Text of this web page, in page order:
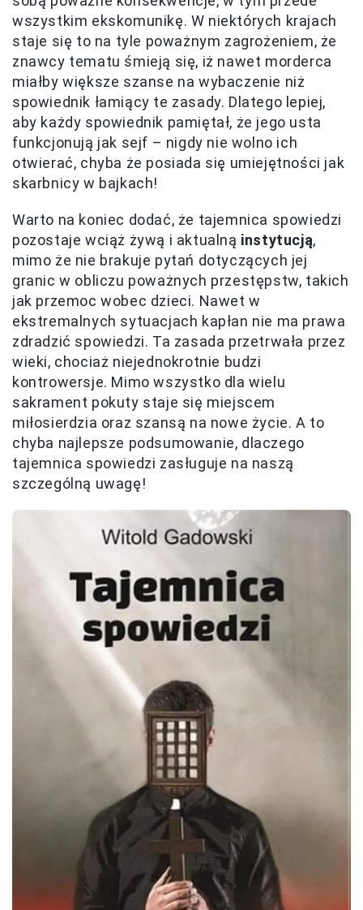
wszystkim ekskomunikę. W niektórych krajach
staje się to na tyle poważnym zagrożeniem, że
znawcy tematu śmieją się, iż nawet morderca
miałby większe szanse na wybaczenie niż
spowiednik łamiący te zasady. Dlatego lepiej,
aby każdy spowiednik pamiętał, że jego usta
funkcjonują jak sejf – nigdy nie wolno ich
otwierać, chyba że posiada się umiejętności jak
skarbnicy w bajkach!
Warto na koniec dodać, że tajemnica spowiedzi
pozostaje wciąż żywą i aktualną instytucją,
mimo że nie brakuje pytań dotyczących jej
granic w obliczu poważnych przestępstw, takich
jak przemoc wobec dzieci. Nawet w
ekstremalnych sytuacjach kapłan nie ma prawa
zdradzić spowiedzi. Ta zasada przetrwała przez
wieki, chociaż niejednokrotnie budzi
kontrowersje. Mimo wszystko dla wielu
sakrament pokuty staje się miejscem
miłosierdzia oraz szansą na nowe życie. A to
chyba najlepsze podsumowanie, dlaczego
tajemnica spowiedzi zasługuje na naszą
szczególną uwagę!